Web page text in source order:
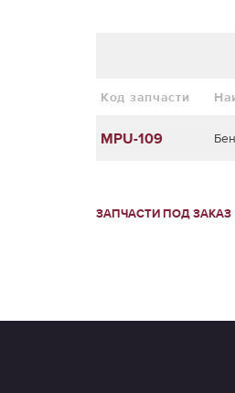
Код запчасти
MPU-109
ЗАПЧАСТИ ПОД ЗАКАЗ